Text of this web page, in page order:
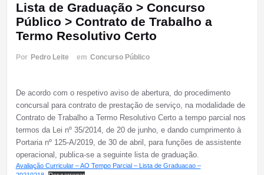
Lista de Graduação > Concurso
Público > Contrato de Trabalho a
Termo Resolutivo Certo
Por Pedro Leite em Concurso Público
De acordo com o respetivo aviso de abertura, do procedimento
concursal para contrato de prestação de serviço, na modalidade de
Contrato de Trabalho a Termo Resolutivo Certo a tempo parcial nos
termos da Lei nº 35/2014, de 20 de junho, e dando cumprimento à
Portaria nº 125-A/2019, de 30 de abril, para funções de assistente
operacional, publica-se a seguinte lista de graduação.
Avaliação Curricular – AO Tempo Parcial – Lista de Graduacao –